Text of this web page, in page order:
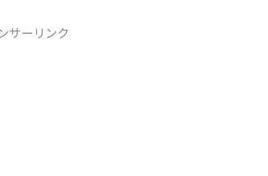
サーリンク